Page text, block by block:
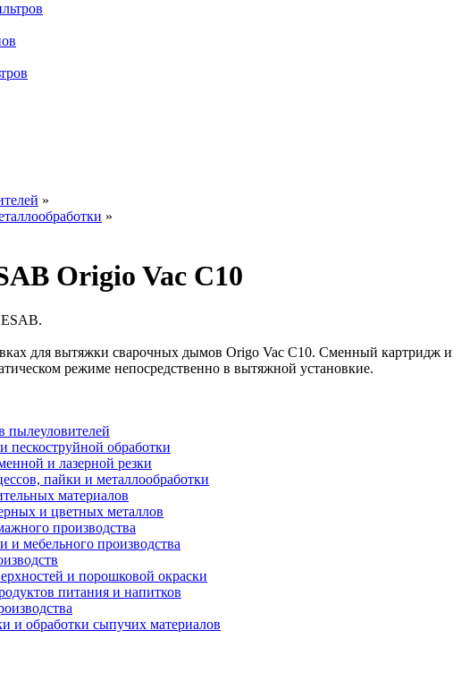
»
»
Origio Vac C10
для вытяжки сварочных дымов Origo Vac C10. Сменный картридж
режиме непосредственно в вытяжной установкие.
обработки
и лазерной резки
пайки и металлообработки
материалов
и цветных металлов
производства
мебельного производства
и порошковой окраски
питания и напитков
и обработки сыпучих материалов